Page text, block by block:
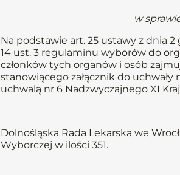
w
Na podstawie art. 25 ustawy z dnia 2
14 ust. 3 regulaminu wyborów do
członków tych organów i osób
stanowiącego załącznik do uchwały
uchwalą nr 6 Nadzwyczajnego XI
Dolnośląska Rada Lekarska we
Wyborczej w ilości 351.